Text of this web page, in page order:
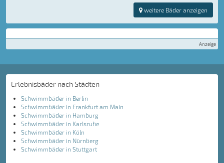
weitere Bäder anzeigen
Anzeige
Erlebnisbäder nach Städten
Schwimmbäder in Berlin
Schwimmbäder in Frankfurt am Main
Schwimmbäder in Hamburg
Schwimmbäder in Karlsruhe
Schwimmbäder in Köln
Schwimmbäder in Nürnberg
Schwimmbäder in Stuttgart